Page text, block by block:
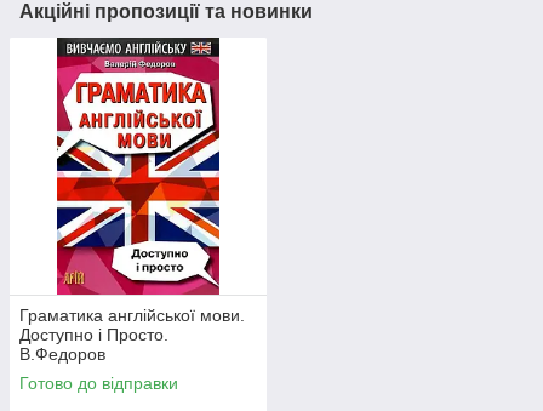
Акційні пропозиції та новинки
Граматика англійської мови.
Доступно і Просто.
В.Федоров
Готово до відправки